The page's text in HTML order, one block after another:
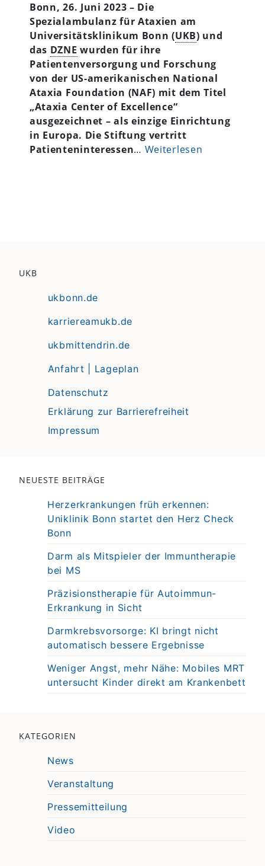
Bonn, 26. Juni 2023 – Die
Spezialambulanz für Ataxien am
Universitätsklinikum Bonn (UKB) und
das DZNE wurden für ihre
Patientenversorgung und Forschung
von der US-amerikanischen National
Ataxia Foundation (NAF) mit dem Titel
„Ataxia Center of Excellence“
ausgezeichnet – als einzige Einrichtung
in Europa. Die Stiftung vertritt
Patienteninteressen… Weiterlesen
UKB
ukbonn.de
karriereamukb.de
ukbmittendrin.de
Anfahrt | Lageplan
Datenschutz
Erklärung zur Barrierefreiheit
Impressum
NEUESTE BEITRÄGE
Herzerkrankungen früh erkennen:
Uniklinik Bonn startet den Herz Check
Bonn
Darm als Mitspieler der Immuntherapie
bei MS
Präzisionstherapie für Autoimmun-
Erkrankung in Sicht
Darmkrebsvorsorge: KI bringt nicht
automatisch bessere Ergebnisse
Weniger Angst, mehr Nähe: Mobiles MRT
untersucht Kinder direkt am Krankenbett
KATEGORIEN
News
Veranstaltung
Pressemitteilung
Video